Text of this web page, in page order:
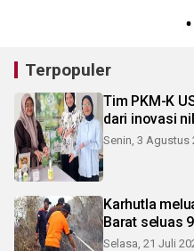
Terpopuler
Tim PKM-K
dari inovasi
Senin, 3 Agustus
Karhutla
Barat seluas
Selasa, 21 Juli